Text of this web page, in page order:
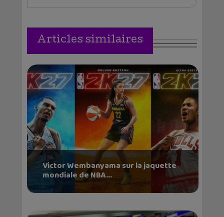
Articles similaires
Victor Wembanyama sur la jaquette
mondiale de NBA...